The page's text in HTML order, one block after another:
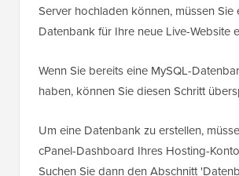
Server hochladen können, müssen Sie
Datenbank für Ihre neue Live-Website
Wenn Sie bereits eine MySQL-
haben, können Sie diesen Schritt
Um eine Datenbank zu erstellen,
cPanel-Dashboard Ihres Hosting-
Suchen Sie dann den Abschnitt